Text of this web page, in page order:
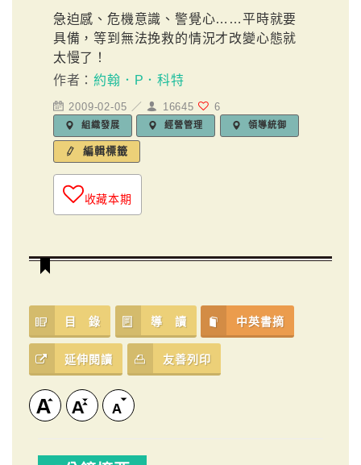
急迫感、危機意識、警覺心……平時就要
具備，等到無法挽救的情況才改變心態就
太慢了！
作者：約翰．P．科特
2009-02-05 ／ 16645 6
組織發展 經營管理 領導統御
編輯標籤
收藏本期
目 錄 導 讀 中英書摘
延伸閱讀 友善列印